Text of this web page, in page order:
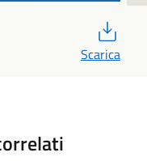
Scarica